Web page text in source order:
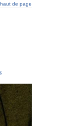
de page